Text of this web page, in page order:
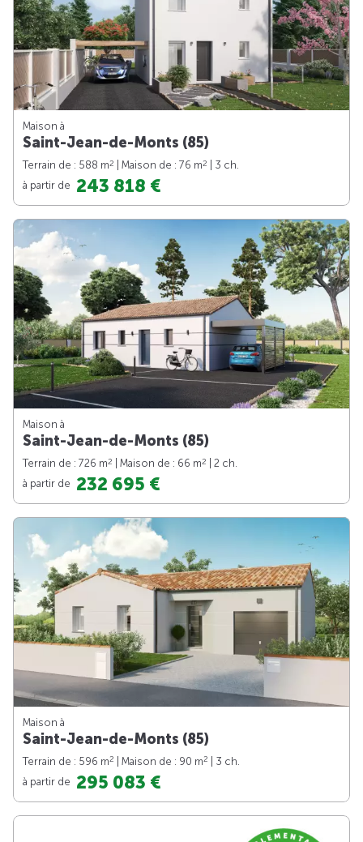
Maison à
Saint-Jean-de-Monts (85)
Terrain de : 588 m2 | Maison de : 76 m2
| 3 ch.
à partir de 243 818 €
Maison à
Saint-Jean-de-Monts (85)
Terrain de : 726 m2 | Maison de : 66 m2
| 2 ch.
à partir de 232 695 €
Maison à
Saint-Jean-de-Monts (85)
Terrain de : 596 m2 | Maison de : 90 m2
| 3 ch.
à partir de 295 083 €